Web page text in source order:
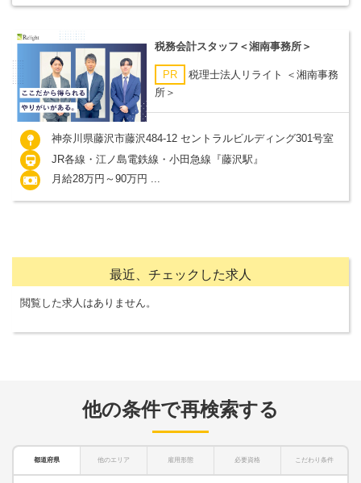
税務会計スタッフ＜湘南事務所＞
PR
税理士法人リライト ＜湘南事務
所＞
神奈川県藤沢市藤沢484-12 セントラルビルディング301号室
JR各線・江ノ島電鉄線・小田急線『藤沢駅』
月給28万円～90万円 ...
最近、チェックした求人
閲覧した求人はありません。
他の条件で再検索する
都道府県 他のエリア 雇用形態 必要資格 こだわり条件